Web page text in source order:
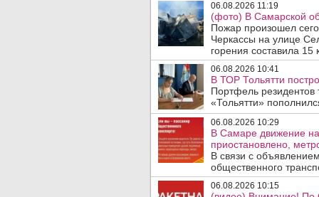
06.08.2026 11:19
(фото) В Самарской
Пожар произошел
Черкассы на улице
горения составила 15
06.08.2026 10:41
В ТОР Тольятти
Портфель
«Тольятти»
06.08.2026 10:29
В Самаре движение
приостановлено,
В связи с
общественного
06.08.2026 10:15